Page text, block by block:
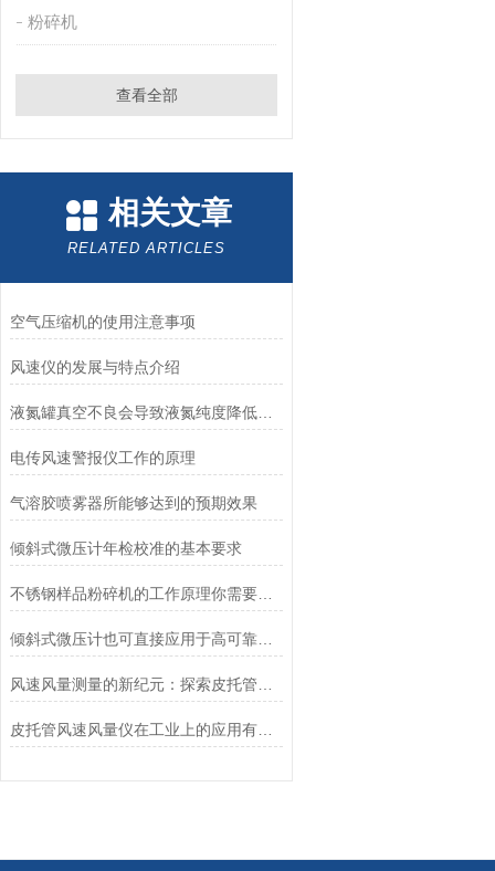
粉碎机
查看全部
相关文章
RELATED ARTICLES
空气压缩机的使用注意事项
风速仪的发展与特点介绍
液氮罐真空不良会导致液氮纯度降低吗？
电传风速警报仪工作的原理
气溶胶喷雾器所能够达到的预期效果
倾斜式微压计年检校准的基本要求
不锈钢样品粉碎机的工作原理你需要知道
皮托管风速风量仪在工业上的应用有哪些